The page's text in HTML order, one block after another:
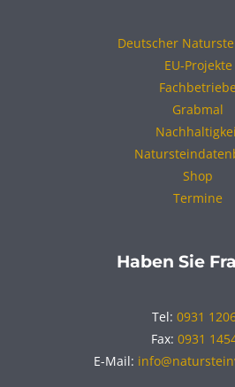
Deutscher
EU-Projekte
Fachbetriebe
Grabmal
Shop
Termine
Haben Sie
Tel: 0931
Fax: 0931
E-Mail: